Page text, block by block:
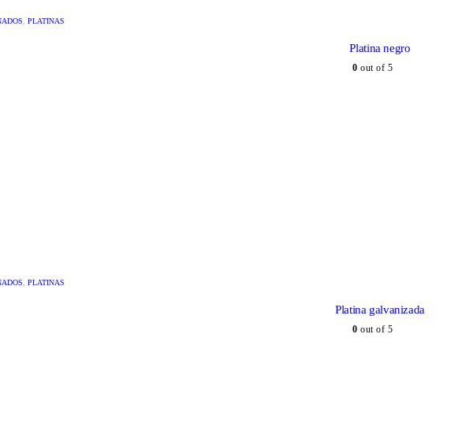
PLATINAS
Platina negro
0 out of 5
PLATINAS
Platina galvanizada
0 out of 5